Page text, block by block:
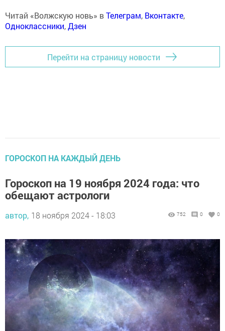
Читай «Волжскую новь» вТелеграм, Вконтакте,
Одноклассники,Дзен
Перейти на страницу новости
ГОРОСКОП НА КАЖДЫЙ ДЕНЬ
Гороскоп на 19 ноября 2024 года: что
обещают астрологи
автор, 18 ноября 2024 - 18:03 752 0 0